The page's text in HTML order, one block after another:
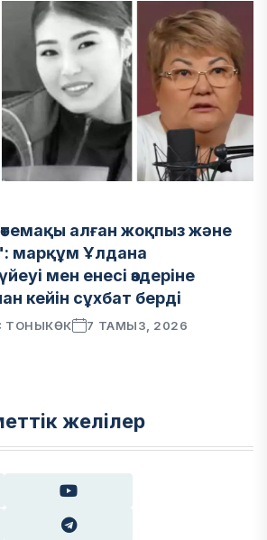
алған жоқпыз және
марқұм Ұлдана
мен енесі өздеріне
кейін сұхбат берді
ТОНЫКӨК 7 ТАМЫЗ, 2026
желілер